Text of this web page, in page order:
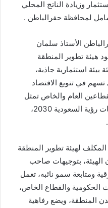
وزيادة الناتج المحلي
لمحافظة حفرالباطن .
الأستاذ سلمان
هيئة تطوير المنطقة
بيئة استثمارية جاذبة،
في تنويع الاقتصاد
العام والخاص تمثل
أحد أهم مرتكزات تحقيق مستهدفات رؤية السعودية 2030،
لهيئة تطوير المنطقة
الهيئة، بتوجيهات صاحب
ومتابعة سمو نائبه، تعمل
الحكومية والقطاع الخاص،
المنطقة، ويضع رفاهية